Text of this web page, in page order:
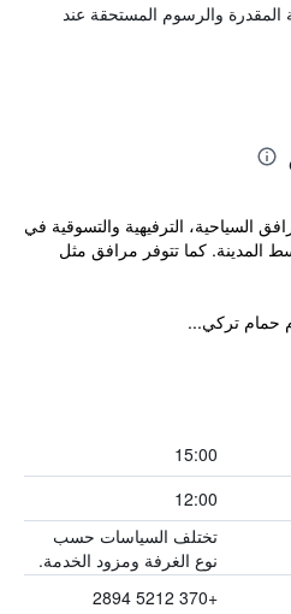
والرسوم المستحقة عند
السياحية، الترفيهية والتسوقية في
المدينة. كما تتوفر مرافق مثل
15:00
12:00
تختلف السياسات حسب
نوع الغرفة ومزود الخدمة.
+370 5212 2894